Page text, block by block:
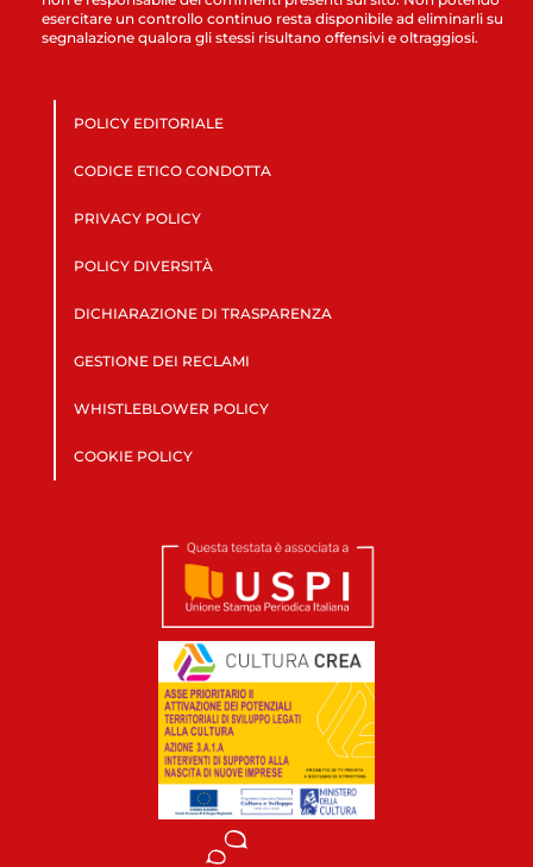
esercitare un controllo continuo resta disponibile ad eliminarli su
segnalazione qualora gli stessi risultano offensivi e oltraggiosi.
POLICY EDITORIALE
CODICE ETICO CONDOTTA
PRIVACY POLICY
POLICY DIVERSITÀ
DICHIARAZIONE DI TRASPARENZA
GESTIONE DEI RECLAMI
WHISTLEBLOWER POLICY
COOKIE POLICY